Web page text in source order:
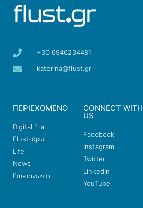
+30 6946234481
katerina@flust.gr
ΠΕΡΙΕΧΟΜΕΝΟ
Digital Era
Flust-άρω
Life
News
Επικοινωνία
CONNECT WITH
US
Facebook
Instagram
Twitter
LinkedIn
YouTube